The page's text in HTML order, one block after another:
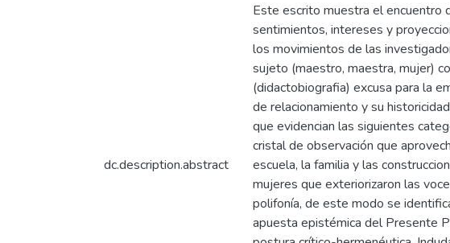
dc.description.abstract
Este escrito muestra el encuentro
sentimientos, intereses y
los movimientos de las
sujeto (maestro, maestra, mujer)
(didactobiografia) excusa para la
de relacionamiento y su
que evidencian las siguientes
cristal de observación que
escuela, la familia y las
mujeres que exteriorizaron las
polifonía, de este modo se
apuesta epistémica del Presente